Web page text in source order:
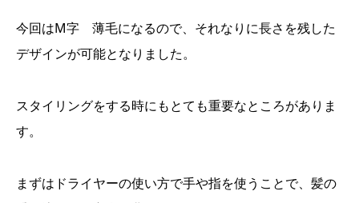
今回はM字 薄毛になるので、それなりに長さを残した
デザインが可能となりました。
スタイリングをする時にもとても重要なところがありま
す。
まずはドライヤーの使い方で手や指を使うことで、髪の